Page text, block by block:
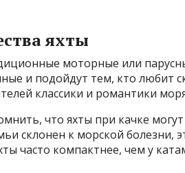
яхты
моторные или
и подойдут тем, кто любит
классики и романтики
что яхты при качке
склонен к морской болезни,
часто компактнее, чем у